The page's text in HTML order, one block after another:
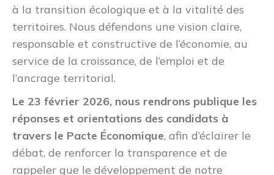
à la transition écologique et à la vitalité des
territoires. Nous défendons une vision claire,
responsable et constructive de l’économie, au
service de la croissance, de l’emploi et de
l’ancrage territorial.
Le 23 février 2026, nous rendrons publique les
réponses et orientations des candidats à
travers le Pacte Économique, afin d’éclairer le
débat, de renforcer la transparence et de
rappeler que le développement de notre